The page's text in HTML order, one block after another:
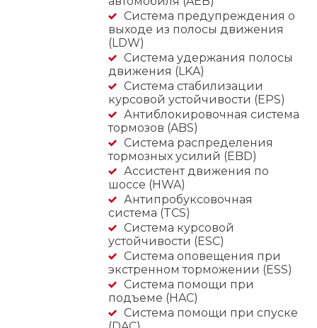
Система предупреждения о
выходе из полосы движения
(LDW)
Система удержания полосы
движения (LKA)
Система стабилизации
курсовой устойчивости (EPS)
Антиблокировочная система
тормозов (ABS)
Система распределения
тормозных усилий (EBD)
Ассистент движения по
шоссе (HWA)
Антипробуксовочная
система (TCS)
Система курсовой
устойчивости (ESC)
Система оповещения при
экстренном торможении (ESS)
Система помощи при
подъеме (HAC)
Система помощи при спуске